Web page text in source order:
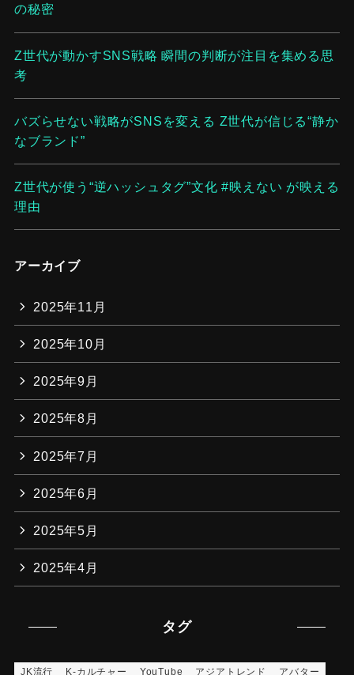
の秘密
Z世代が動かすSNS戦略 瞬間の判断が注目を集める思
考
バズらせない戦略がSNSを変える Z世代が信じる“静か
なブランド”
Z世代が使う“逆ハッシュタグ”文化 #映えない が映える
理由
アーカイブ
2025年11月
2025年10月
2025年9月
2025年8月
2025年7月
2025年6月
2025年5月
2025年4月
タグ
JK流行 K-カルチャー YouTube アジアトレンド アバター